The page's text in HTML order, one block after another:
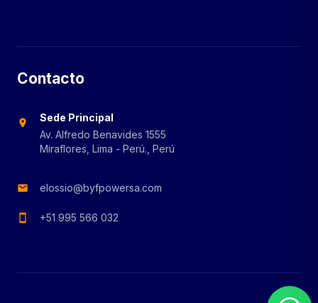
Contacto
location_on
Sede Principal
Av. Alfredo Benavides 1555
Miraflores, Lima - Perú., Perú
mail elossio@byfpowersa.com
smartphone +51 995 566 032